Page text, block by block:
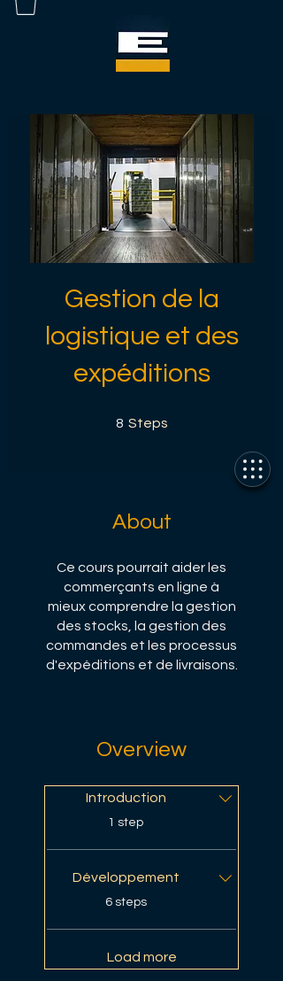
Gestion de la
logistique et des
expéditions
8 Steps
About
Ce cours pourrait aider les
commerçants en ligne à
mieux comprendre la gestion
des stocks, la gestion des
commandes et les processus
d'expéditions et de livraisons.
Overview
Introduction
.
1 step
Développement
.
6 steps
Load more